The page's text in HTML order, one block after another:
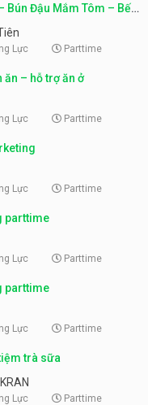
Bún Đậu Mắm Tôm – Bếp
Lực Parttime
ăn – hỗ trợ ăn ở
Lực Parttime
Lực Parttime
parttime
Lực Parttime
parttime
Lực Parttime
trà sữa
Lực Parttime